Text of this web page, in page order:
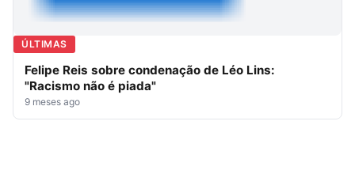
ÚLTIMAS
Felipe Reis sobre condenação de Léo Lins:
"Racismo não é piada"
9 meses ago